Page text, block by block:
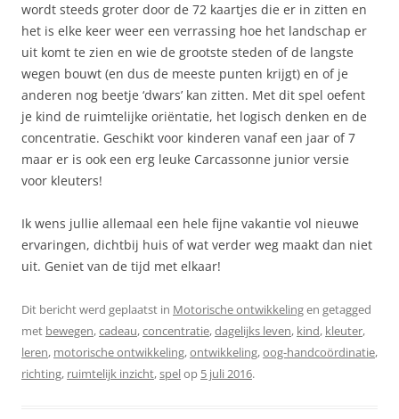
wordt steeds groter door de 72 kaartjes die er in zitten en
het is elke keer weer een verrassing hoe het landschap er
uit komt te zien en wie de grootste steden of de langste
wegen bouwt (en dus de meeste punten krijgt) en of je
anderen nog beetje ‘dwars’ kan zitten. Met dit spel oefent
je kind de ruimtelijke oriëntatie, het logisch denken en de
concentratie. Geschikt voor kinderen vanaf een jaar of 7
maar er is ook een erg leuke Carcassonne junior versie
voor kleuters!
Ik wens jullie allemaal een hele fijne vakantie vol nieuwe
ervaringen, dichtbij huis of wat verder weg maakt dan niet
uit. Geniet van de tijd met elkaar!
Dit bericht werd geplaatst in Motorische ontwikkelingen getagged
met bewegen,cadeau,concentratie,dagelijks leven, kind, kleuter,
leren, motorische ontwikkeling,ontwikkeling,oog-handcoördinatie,
richting, ruimtelijk inzicht,spelop 5 juli 2016.